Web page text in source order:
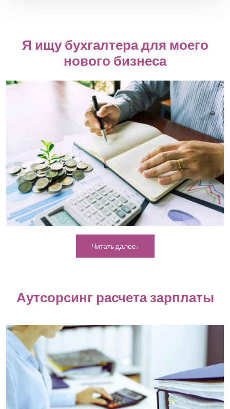
Я ищу бухгалтера для моего
нового бизнеса
Читать далее
Аутсорсинг расчета зарплаты